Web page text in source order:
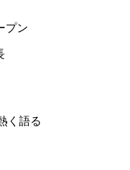
プン
く語る